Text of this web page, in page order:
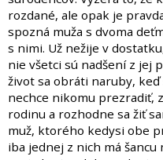
rozdané, ale opak je
spozná muža s dvoma
s nimi. Už nežije v
nie všetci sú nadšení z jej
život sa obráti naruby,
nechce nikomu prezradiť,
rodinu a rozhodne sa žiť
muž, ktorého kedysi obe
iba jednej z nich má šancu